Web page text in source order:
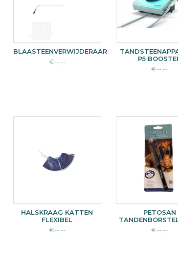
BLAASTEENVERWIJDERAAR
€--,--
P5
€--,--
HALSKRAAG KATTEN
FLEXIBEL
€--,--
PETOSAN
€--,--